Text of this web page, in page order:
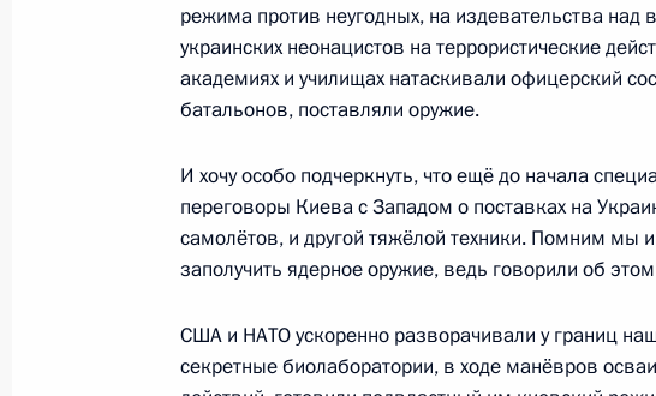
26 июня 2023 года, понедельник
Обращение к гражданам России
26 июня 2023 года, 22:10 Москва, Кремль
24 июня 2023 года, суббота
Обращение к гражданам России
24 июня 2023 года, 10:00
режима против неугодных, на издевательства
украинских неонацистов на террористические
академиях и училищах натаскивали офицерский
батальонов, поставляли оружие.
И хочу особо подчеркнуть, что ещё до начала
переговоры Киева с Западом о поставках на
самолётов, и другой тяжёлой техники. Помним мы
заполучить ядерное оружие, ведь говорили об
США и НАТО ускоренно разворачивали у границ
секретные биолаборатории, в ходе манёвров